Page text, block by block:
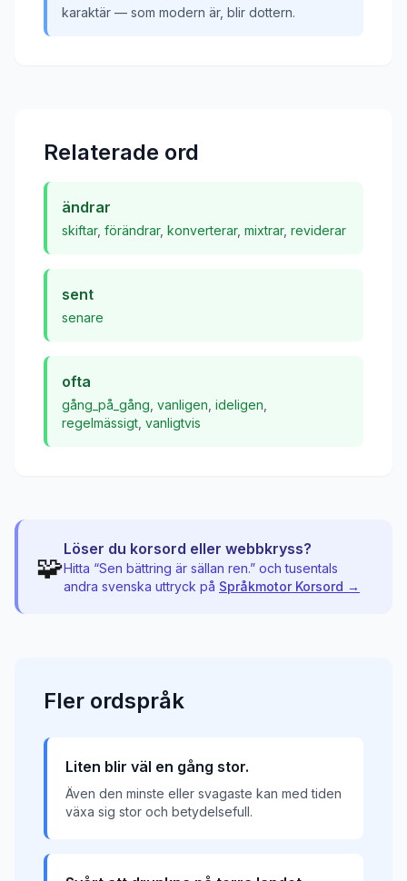
karaktär — som modern är, blir dottern.
Relaterade ord
ändrar
skiftar, förändrar, konverterar, mixtrar, reviderar
sent
senare
ofta
gång_på_gång vanligen ideligen
regelmässigt vanligtvis
🧩
Löser du korsord eller webbkryss?
Hitta “Sen bättring är sällan ren.” och tusentals
andra svenska uttryck på Språkmotor Korsord →
Fler ordspråk
Liten blir väl en gång stor.
Även den minste eller svagaste kan med tiden
växa sig stor och betydelsefull.